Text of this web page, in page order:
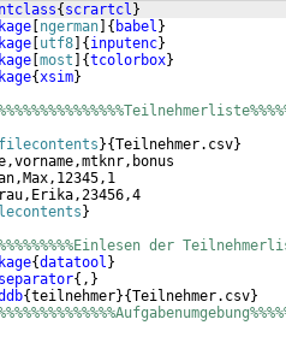
{ scrartcl }
ngerman { babel }
utf8 { inputenc}
most {tcolorbox}
{xsim}
filecontents }{Teilnehmer.csv}
}
der
{datatool }
{ , }
{teilnehmer}{Teilnehmer.csv}